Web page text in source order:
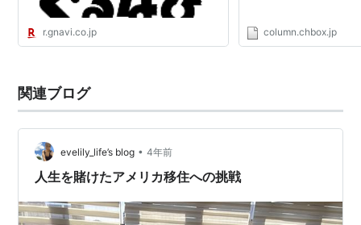
r.gnavi.co.jp column.chbox.jp
関連ブログ
evelily_life’s blog • 4年前
人生を賭けたアメリカ移住への挑戦